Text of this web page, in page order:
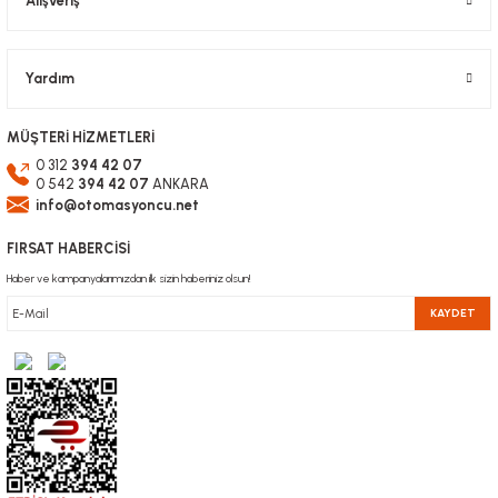
Yardım
MÜŞTERİ HİZMETLERİ
0 312 394 42 07
0 542 394 42 07 ANKARA
info@otomasyoncu.net
FIRSAT HABERCİSİ
Haber ve kampanyalarımızdan ilk sizin haberiniz olsun!
KAYDET